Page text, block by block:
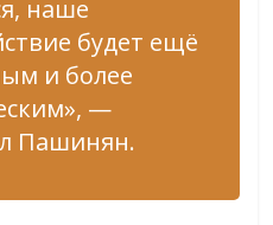
наше
будет ещё
и более
—
Пашинян.